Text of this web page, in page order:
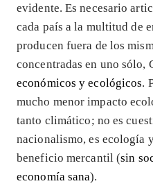
evidente. Es necesario
cada país a la multitud de
producen fuera de los
concentradas en uno sólo,
económicos y ecológicos.
mucho menor impacto
tanto climático; no es
nacionalismo, es ecología
beneficio mercantil (sin
economía sana).